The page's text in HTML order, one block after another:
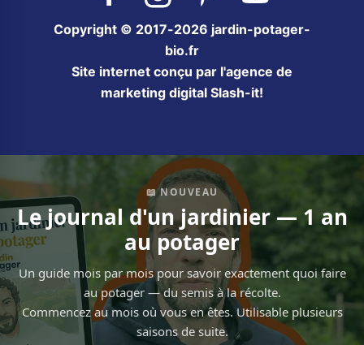
Copyright © 2017-2026 jardin-potager-
bio.fr
Site internet conçu par l'agence de
marketing digital Slash-it!
📖 NOUVEAU
Le journal d'un jardinier — 1 an
au potager
Un guide mois par mois pour savoir exactement quoi faire
au potager — du semis à la récolte.
Commencez au mois où vous en êtes. Utilisable plusieurs
saisons de suite.